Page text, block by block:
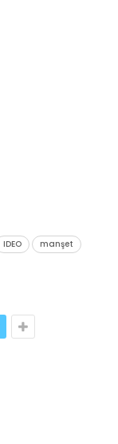
IDEO
manşet